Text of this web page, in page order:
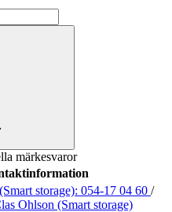
märkesvaror
storage): 054-17 04 60 /
Ohlson (Smart storage)